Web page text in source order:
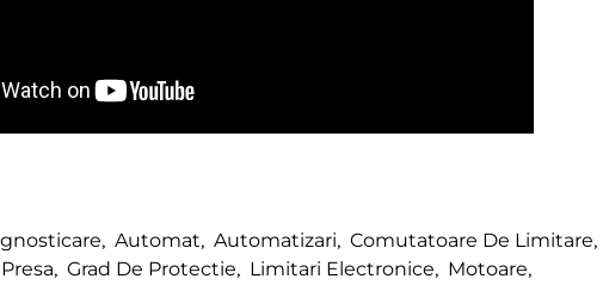
, Automat, Automatizari, Comutatoare De Limitare,
, Grad De Protectie, Limitari Electronice, Motoare,